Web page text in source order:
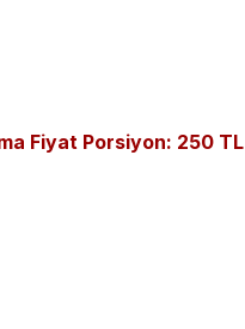
Fiyat Porsiyon: 250 TL